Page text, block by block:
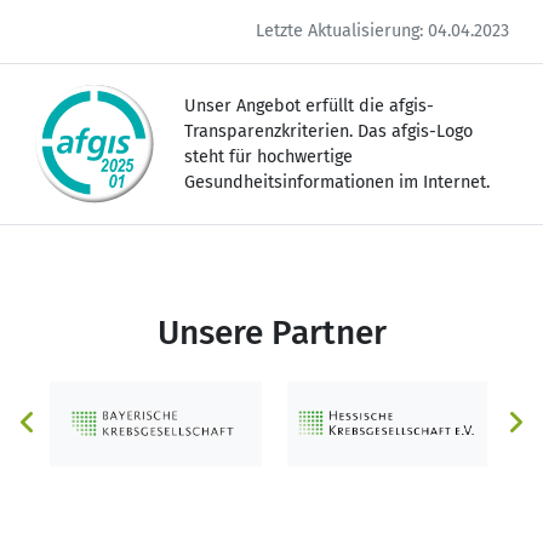
Letzte Aktualisierung: 04.04.2023
Unser Angebot erfüllt die afgis-
Transparenzkriterien. Das afgis-Logo
steht für hochwertige
Gesundheitsinformationen im Internet.
Unsere Partner